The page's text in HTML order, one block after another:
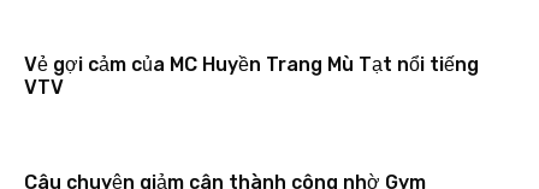
Vẻ gợi cảm của MC Huyền Trang Mù Tạt nổi tiếng
VTV
Câu chuyện giảm cân thành công nhờ Gym